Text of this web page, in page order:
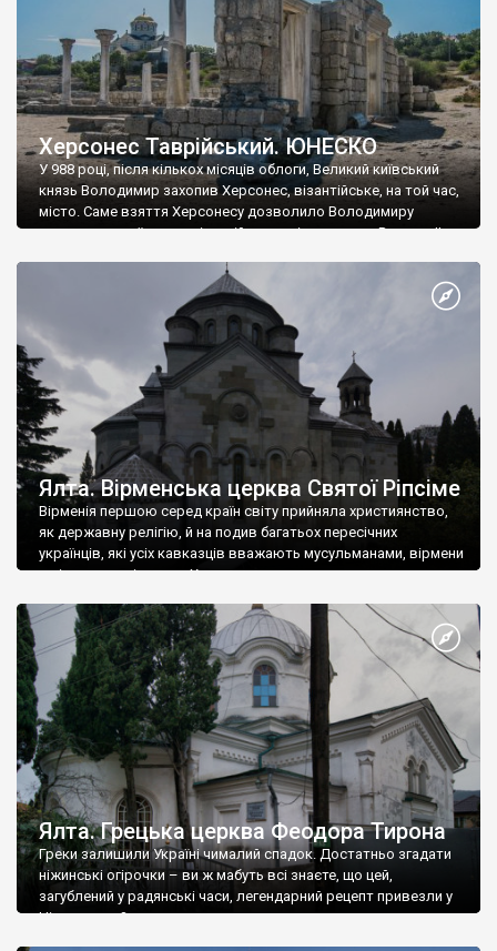
Херсонес Таврійський. ЮНЕСКО
У 988 році, після кількох місяців облоги, Великий київський
князь Володимир захопив Херсонес, візантійське, на той час,
місто. Саме взяття Херсонесу дозволило Володимиру
диктувати свої умови візантійському імператору Василю ІІ, та
Херсонесі Володимир-язичник, став Василем-християнином.
А потім було Хрещення Русі. На честь Херсонесу Таврійського
Ялта. Вірменська церква Святої Ріпсіме
Вірменія першою серед країн світу прийняла християнство,
як державну релігію, й на подив багатьох пересічних
українців, які усіх кавказців вважають мусульманами, вірмени
є відданими вірянами Христа
Ялта. Грецька церква Феодора Тирона
Греки залишили Україні чималий спадок. Достатньо згадати
ніжинські огірочки – ви ж мабуть всі знаєте, що цей,
загублений у радянські часи, легендарний рецепт привезли у
Ніжин греки?